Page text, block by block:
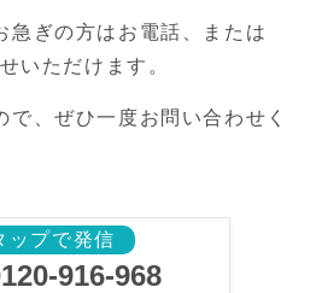
急ぎの方はお電話、または
いただけます。
で、ぜひ一度お問い合わせく
ップで発信
916-968